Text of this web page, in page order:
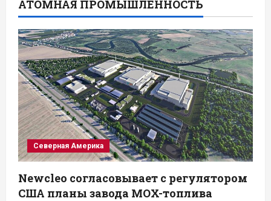
АТОМНАЯ ПРОМЫШЛЕННОСТЬ
Северная Америка
Newcleo согласовывает с регулятором
США планы завода MOX-топлива